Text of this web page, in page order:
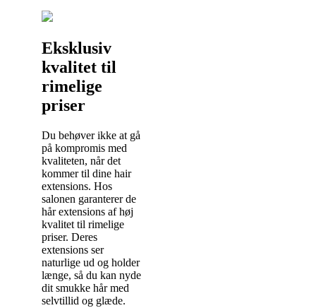
Eksklusiv
kvalitet til
rimelige
priser
Du behøver ikke at gå
på kompromis med
kvaliteten, når det
kommer til dine hair
extensions. Hos
salonen garanterer de
hår extensions af høj
kvalitet til rimelige
priser. Deres
extensions ser
naturlige ud og holder
længe, så du kan nyde
dit smukke hår med
selvtillid og glæde.